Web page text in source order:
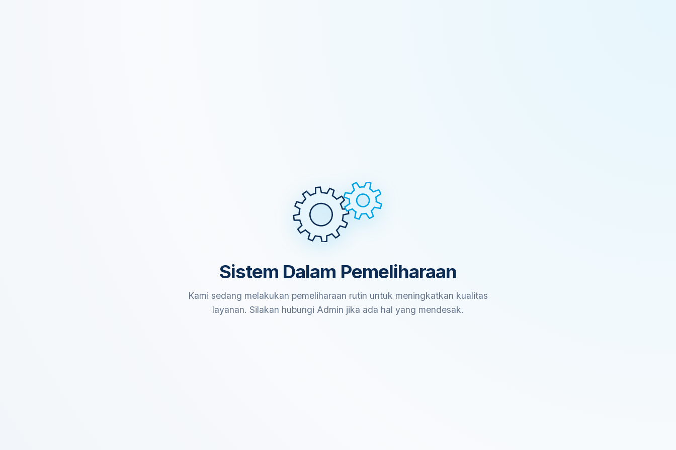
Sistem Dalam Pemeliharaan
Kami sedang melakukan pemeliharaan rutin untuk meningkatkan kualitas
layanan. Silakan hubungi Admin jika ada hal yang mendesak.